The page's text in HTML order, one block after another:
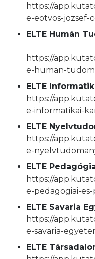
https://
e-eotvos-jozsef-
ELTE Humán
https://
e-human-
ELTE
https://
e-informatikai-
ELTE
https://
e-
ELTE
https://
e-pedagogiai-
ELTE Savaria
https://
e-savaria-
ELTE